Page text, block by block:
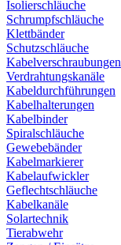
Isolierschläuche
Schrumpfschläuche
Klettbänder
Schutzschläuche
Kabelverschraubungen
Verdrahtungskanäle
Kabeldurchführungen
Kabelhalterungen
Kabelbinder
Spiralschläuche
Gewebebänder
Kabelmarkierer
Kabelaufwickler
Geflechtschläuche
Kabelkanäle
Solartechnik
Tierabwehr